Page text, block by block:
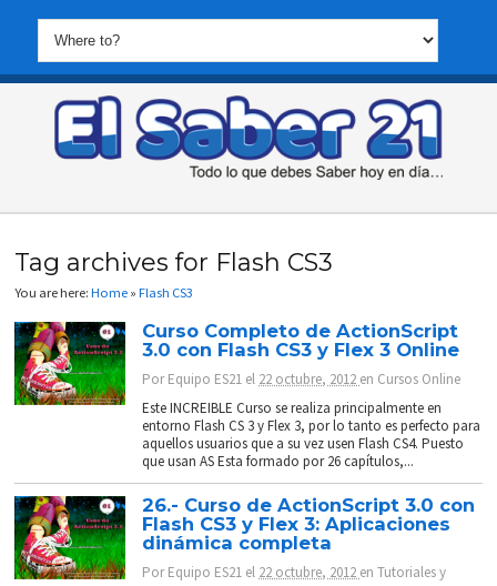
Tag archives for Flash CS3
You are here:Home »Flash CS3
Curso Completo de ActionScript
3.0 con Flash CS3 y Flex 3 Online
PorEquipo ES21 el 22 octubre, 2012 en Cursos Online
Este INCREIBLE Curso se realiza principalmente en
entorno Flash CS 3 y Flex 3, por lo tanto es perfecto para
aquellos usuarios que a su vez usen Flash CS4. Puesto
que usan AS Esta formado por 26 capítulos,...
26.- Curso de ActionScript 3.0 con
Flash CS3 y Flex 3: Aplicaciones
dinámica completa
PorEquipo ES21 el 22 octubre, 2012 enTutoriales y